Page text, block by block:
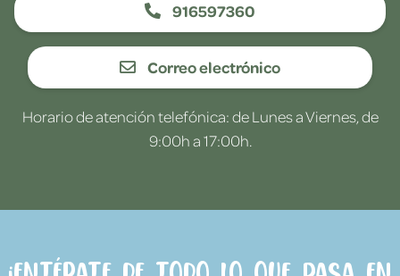
916597360
Correo electrónico
Horario de atención telefónica: de Lunes a Viernes, de
9:00h a 17:00h.